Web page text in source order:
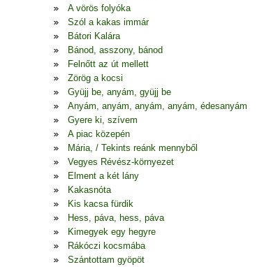
A vörös folyóka
Szól a kakas immár
Bátori Kalára
Bánod, asszony, bánod
Felnőtt az út mellett
Zörög a kocsi
Gyüjj be, anyám, gyüjj be
Anyám, anyám, anyám, anyám, édesanyám
Gyere ki, szívem
A piac közepén
Mária, / Tekints reánk mennyből
Vegyes Révész-környezet
Elment a két lány
Kakasnóta
Kis kacsa fürdik
Hess, páva, hess, páva
Kimegyek egy hegyre
Rákóczi kocsmába
Szántottam gyöpöt